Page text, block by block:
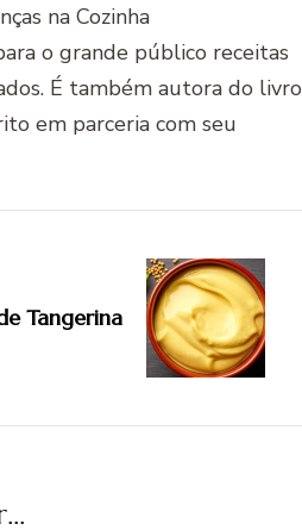
na Cozinha
o grande público receitas
É também autora do livro
em parceria com seu
Tangerina